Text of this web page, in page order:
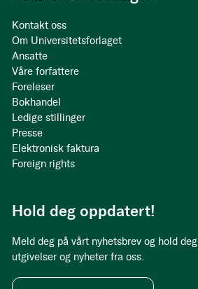
Kontakt oss
Om Universitetsforlaget
Ansatte
Våre forfattere
Foreleser
Bokhandel
Ledige stillinger
Presse
Elektronisk faktura
Foreign rights
Hold deg oppdatert!
Meld deg på vårt nyhetsbrev og hold
utgivelser og nyheter fra oss.